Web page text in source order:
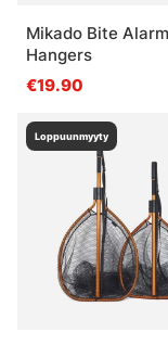
Mikado Bite
Hangers
€19.90
Loppuunmyyty